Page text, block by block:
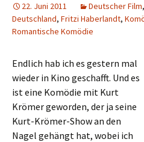
22. Juni 2011 Deutscher Film,
Deutschland, Fritzi Haberlandt,
Romantische Komödie
Endlich hab ich es gestern mal
wieder in Kino geschafft. Und es
ist eine Komödie mit Kurt
Krömer geworden, der ja seine
Kurt-Krömer-Show an den
Nagel gehängt hat, wobei ich